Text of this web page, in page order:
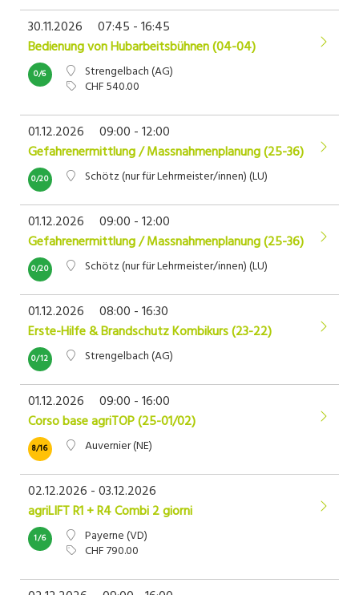
30.11.2026
07:45 - 16:45
Bedienung von Hubarbeitsbühnen (04-04)
Strengelbach (AG)
CHF 540.00
0/6
01.12.2026
09:00 - 12:00
Gefahrenermittlung / Massnahmenplanung (25-36)
Schötz (nur für Lehrmeister/innen) (LU)
0/20
01.12.2026
09:00 - 12:00
Gefahrenermittlung / Massnahmenplanung (25-36)
Schötz (nur für Lehrmeister/innen) (LU)
0/20
01.12.2026
08:00 - 16:30
Erste-Hilfe & Brandschutz Kombikurs (23-22)
Strengelbach (AG)
0/12
01.12.2026
09:00 - 16:00
Corso base agriTOP (25-01/02)
Auvernier (NE)
8/16
02.12.2026 - 03.12.2026
agriLIFT R1 + R4 Combi 2 giorni
Payerne (VD)
CHF 790.00
1/6